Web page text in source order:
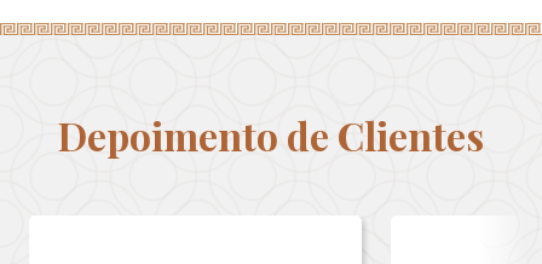
Depoimento de Clientes